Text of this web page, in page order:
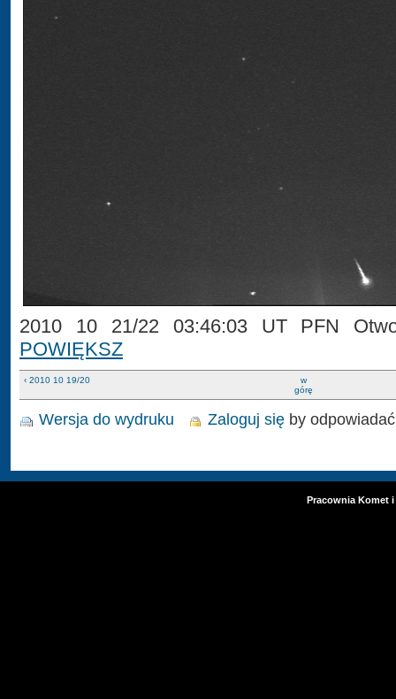
2010 10 21/22 03:46:03 UT PFN
POWIĘKSZ
‹ 2010 10 19/20
w
górę
Wersja do wydruku Zaloguj się by odpowiadać
Pracownia Komet